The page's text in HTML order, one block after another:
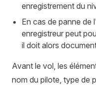
enregistrement du
En cas de panne de
enregistreur peut
il doit alors
Avant le vol, les
nom du pilote, type de